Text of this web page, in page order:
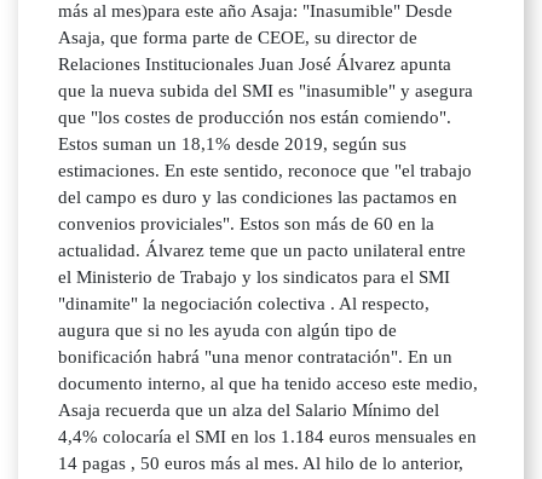
más al mes)para este año Asaja: "Inasumible" Desde
Asaja, que forma parte de CEOE, su director de
Relaciones Institucionales Juan José Álvarez apunta
que la nueva subida del SMI es "inasumible" y asegura
que "los costes de producción nos están comiendo".
Estos suman un 18,1% desde 2019, según sus
estimaciones. En este sentido, reconoce que "el trabajo
del campo es duro y las condiciones las pactamos en
convenios proviciales". Estos son más de 60 en la
actualidad. Álvarez teme que un pacto unilateral entre
el Ministerio de Trabajo y los sindicatos para el SMI
"dinamite" la negociación colectiva . Al respecto,
augura que si no les ayuda con algún tipo de
bonificación habrá "una menor contratación". En un
documento interno, al que ha tenido acceso este medio,
Asaja recuerda que un alza del Salario Mínimo del
4,4% colocaría el SMI en los 1.184 euros mensuales en
14 pagas , 50 euros más al mes. Al hilo de lo anterior,